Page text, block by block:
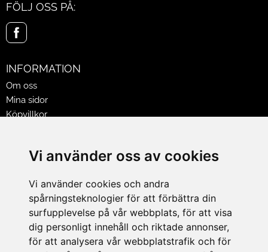
Vi använder oss av cookies
Vi använder cookies och andra
spårningsteknologier för att förbättra din
surfupplevelse på vår webbplats, för att visa
dig personligt innehåll och riktade annonser,
för att analysera vår webbplatstrafik och för
FÖLJ OSS PÅ:
INFORMATION
Om oss
Mina sidor
Köpvillkor
Jobba på Hasselgrens
LEVERANS
BETALNINGSSÄTT